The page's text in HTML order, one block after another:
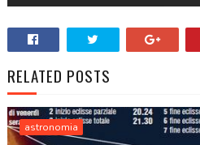
RELATED POSTS
astronomia